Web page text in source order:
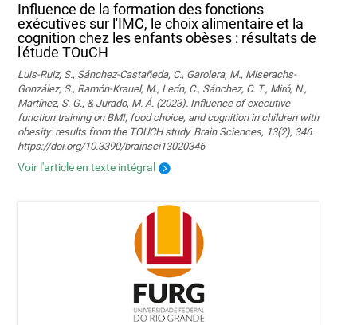
Influence de la formation des fonctions
exécutives sur l'IMC, le choix alimentaire et la
cognition chez les enfants obèses : résultats de
l'étude TOuCH
Luis-Ruiz, S., Sánchez-Castañeda, C., Garolera, M., Miserachs-
González, S., Ramón-Krauel, M., Lerín, C., Sánchez, C. T., Miró, N.,
Martí­nez, S. G., & Jurado, M. Á. (2023). Influence of executive
function training on BMI, food choice, and cognition in children with
obesity: results from the TOUCH study. Brain Sciences, 13(2), 346.
https://doi.org/10.3390/brainsci13020346
Voir l'article en texte intégral